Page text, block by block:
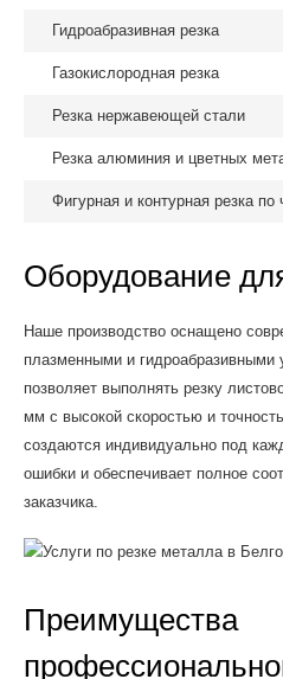
Гидроабразивная резка
Газокислородная резка
Резка нержавеющей стали
Резка алюминия и цветных
Фигурная и контурная резка по
Оборудование
Наше производство оснащено
плазменными и гидроабразивными
позволяет выполнять резку
мм с высокой скоростью и
создаются индивидуально под
ошибки и обеспечивает полное
заказчика.
Преимущества